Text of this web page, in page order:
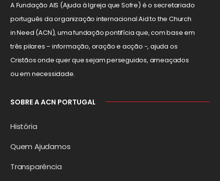
A Fundação AIS (Ajuda à Igreja que Sofre) é o secretariado
português da organização internacional Aid to the Church
in Need (ACN), uma fundação pontifícia que, com base em
três pilares – informação, oração e acção -, ajuda os
Cristãos onde quer que sejam perseguidos, ameaçados
ou em necessidade.
SOBRE A ACN PORTUGAL
História
Quem Ajudamos
Transparência